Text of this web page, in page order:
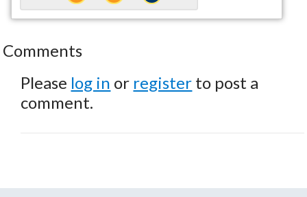
Comments
Please log in or register to post a
comment.